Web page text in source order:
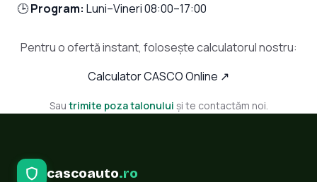
🕒Program: Luni–Vineri 08:00–17:00
Pentru o ofertă instant, folosește calculatorul nostru:
Calculator CASCO Online ↗
Sau trimite poza talonului și te contactăm noi.
cascoauto.ro